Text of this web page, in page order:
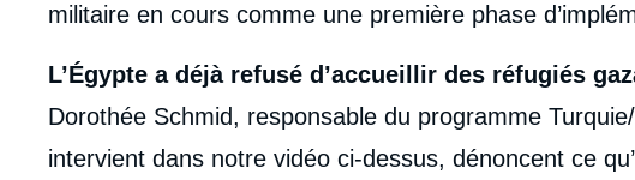
militaire en cours comme une première phase
L’Égypte a déjà refusé d’accueillir des réfugiés
Dorothée Schmid, responsable du programme
intervient dans notre vidéo ci-dessus, dénoncent ce